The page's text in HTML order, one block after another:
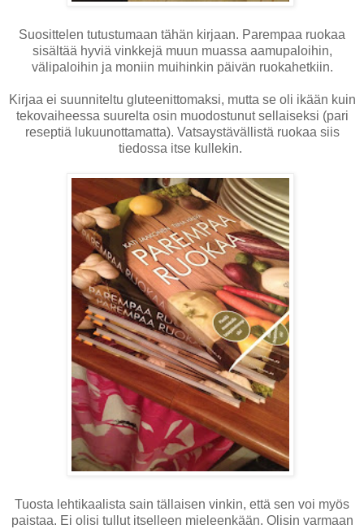
Suosittelen tutustumaan tähän kirjaan. Parempaa ruokaa
sisältää hyviä vinkkejä muun muassa aamupaloihin,
välipaloihin ja moniin muihinkin päivän ruokahetkiin.
Kirjaa ei suunniteltu gluteenittomaksi, mutta se oli ikään kuin
tekovaiheessa suurelta osin muodostunut sellaiseksi (pari
reseptiä lukuunottamatta). Vatsaystävällistä ruokaa siis
tiedossa itse kullekin.
Tuosta lehtikaalista sain tällaisen vinkin, että sen voi myös
paistaa. Ei olisi tullut itselleen mieleenkään. Olisin varmaan